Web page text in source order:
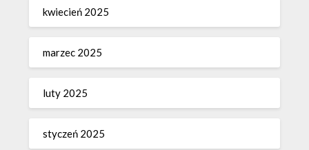
kwiecień 2025
marzec 2025
luty 2025
styczeń 2025